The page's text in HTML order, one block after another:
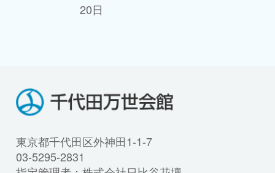
20日
東京都千代田区外神田1-1-7
03-5295-2831